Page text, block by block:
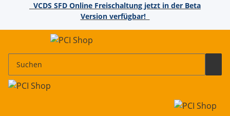
VCDS SFD Online Freischaltung jetzt in der Beta
Version verfügbar!